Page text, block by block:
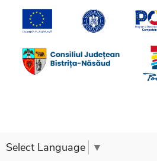
Select Language ▼